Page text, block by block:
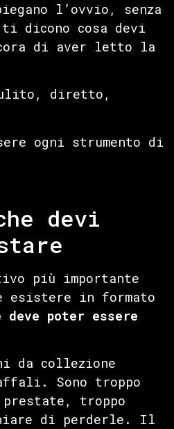
l’ovvio, senza
dicono cosa devi
di aver letto la
diretto,
ogni strumento di
devi
più importante
esistere in formato
deve poter essere
da collezione
Sono troppo
troppo
di perderle. Il